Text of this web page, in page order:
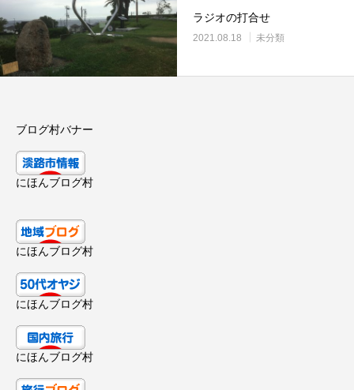
ラジオの打合せ
2021.08.18 未分類
ブログ村バナー
にほんブログ村
にほんブログ村
にほんブログ村
にほんブログ村